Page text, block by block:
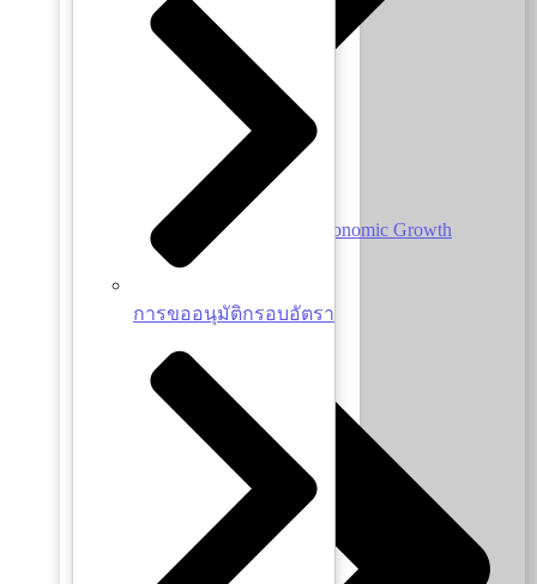
Valued Employment and Economic Growth
การขออนุมัติกรอบอัตรา